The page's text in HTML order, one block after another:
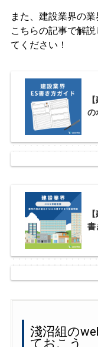
また、建設業界の
こちらの記事で解
てください！
の
書
淺沼組の
ておこう